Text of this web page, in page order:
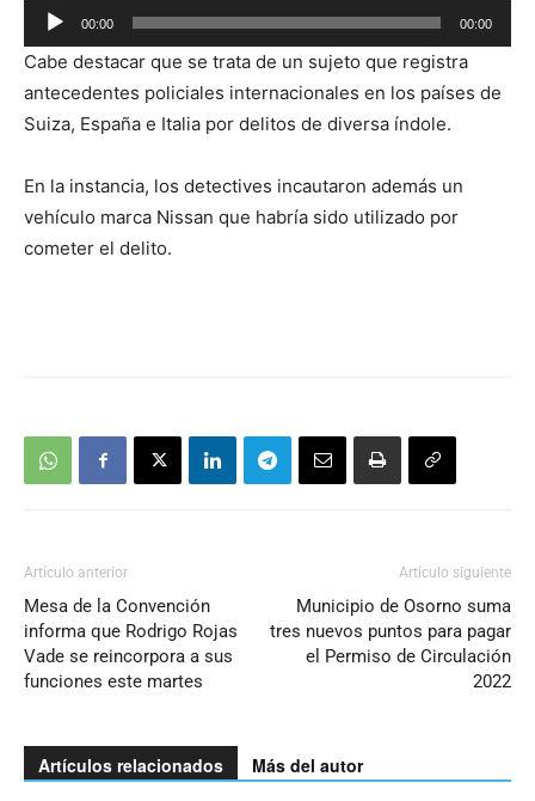
Reproductor
de
audio
00:00 00:00
Cabe destacar que se trata de un sujeto que registra
antecedentes policiales internacionales en los países de
Suiza, España e Italia por delitos de diversa índole.
En la instancia, los detectives incautaron además un
vehículo marca Nissan que habría sido utilizado por
cometer el delito.
Artículo anterior
Mesa de la Convención
informa que Rodrigo Rojas
Vade se reincorpora a sus
funciones este martes
Artículo siguiente
Municipio de Osorno suma
tres nuevos puntos para pagar
el Permiso de Circulación
2022
Artículos relacionados Más del autor